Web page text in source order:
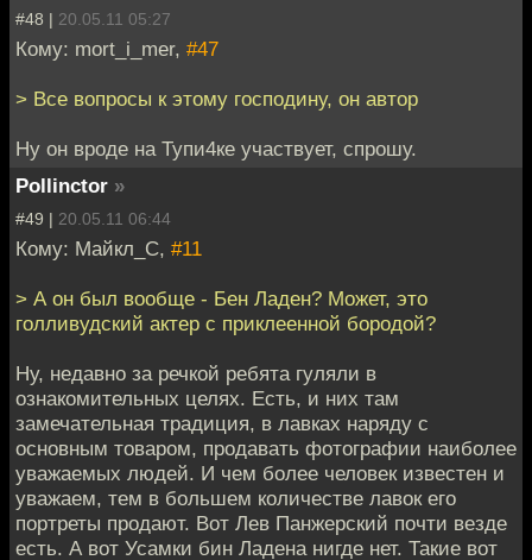
#48 | 20.05.11 05:27
Кому: mort_i_mer, #47
> Все вопросы к этому господину, он автор
Ну он вроде на Тупи4ке участвует, спрошу.
Pollinctor »
#49 | 20.05.11 06:44
Кому: Майкл_С, #11
> А он был вообще - Бен Ладен? Может, это
голливудский актер с приклеенной бородой?
Ну, недавно за речкой ребята гуляли в
ознакомительных целях. Есть, и них там
замечательная традиция, в лавках наряду с
основным товаром, продавать фотографии наиболее
уважаемых людей. И чем более человек известен и
уважаем, тем в большем количестве лавок его
портреты продают. Вот Лев Панжерский почти везде
есть. А вот Усамки бин Ладена нигде нет. Такие вот